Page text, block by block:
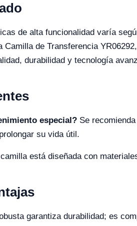
de alta funcionalidad varía
de Transferencia
durabilidad y tecnología
especial? Se
su vida útil.
está diseñada con
garantiza durabilidad; es